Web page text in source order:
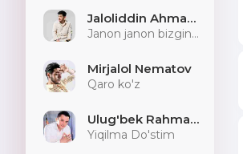
Jaloliddin Ahmadaliyev
Janon janon bizginani sog'indilarmu
Mirjalol Nematov
Qaro ko'z
Ulug'bek Rahmatullayev
Yiqilma Do'stim